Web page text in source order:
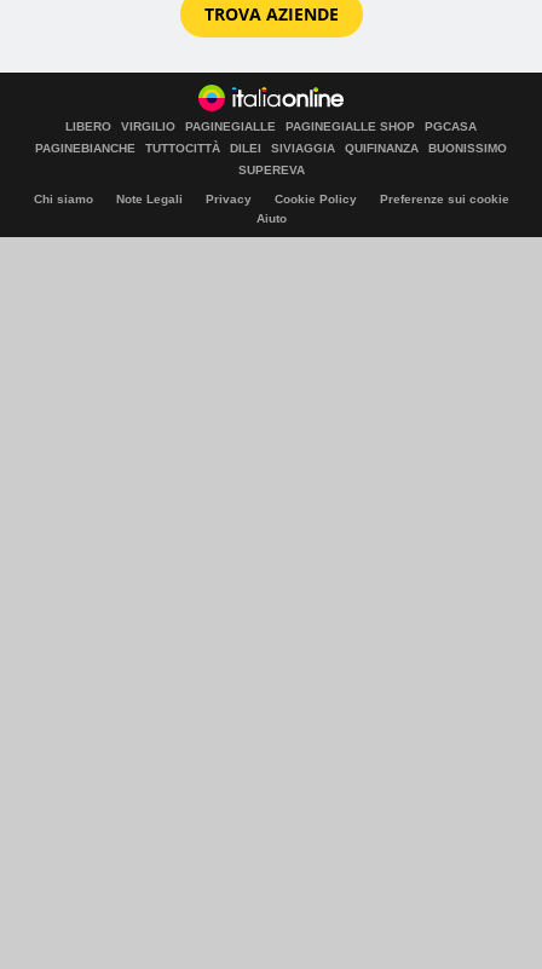
TROVA AZIENDE
LIBERO VIRGILIO PAGINEGIALLE PAGINEGIALLE SHOP
PGCASA
PAGINEBIANCHE
TUTTOCITTÀ DILEI SIVIAGGIA QUIFINANZA
BUONISSIMO
SUPEREVA
Chi siamo Note Legali Privacy Cookie Policy
Preferenze sui cookie
Aiuto